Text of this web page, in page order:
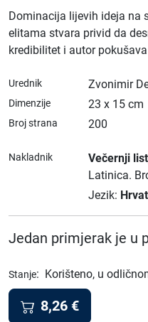
Dominacija lijevih ideja na
elitama stvara privid da
kredibilitet i autor
Urednik Zvonimir
Dimenzije 23 x 15 cm
Broj strana 200
Nakladnik Večernji list
Latinica.
Jezik:
Jedan primjerak je u
Stanje: Korišteno, u
8,26 €